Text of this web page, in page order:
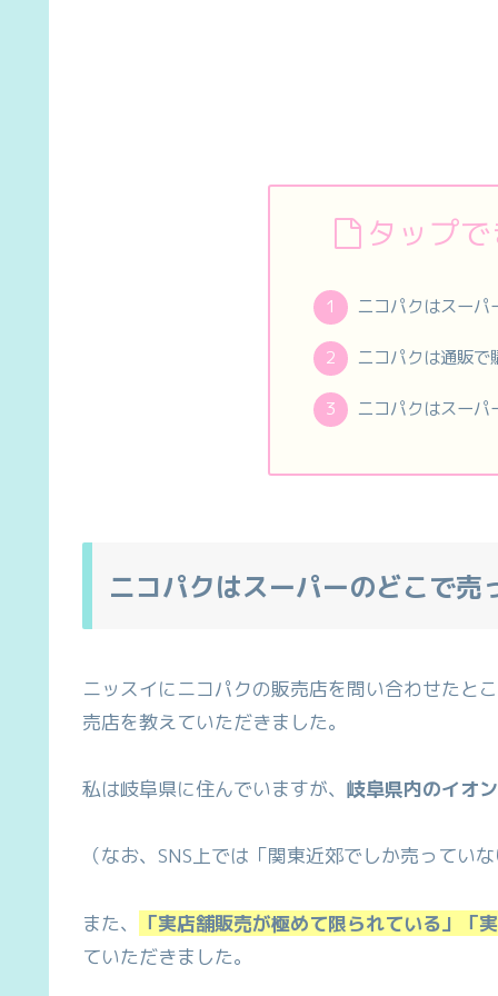
タップ
ニコパクはスー
ニコパクは通販
ニコパクはスー
ニコパクはスーパーのどこで売
ニッスイにニコパクの販売店を問い合わせたと
売店を教えていただきました。
私は岐阜県に住んでいますが、 岐阜県内のイオ
（なお、SNS上では「関東近郊でしか売ってい
また、
「実店舗販売が極めて限られている」「
ていただきました。